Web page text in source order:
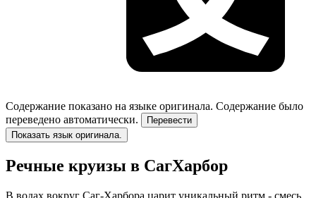
Содержание показано на языке оригинала. Содержание было
переведено автоматически.
Перевести
Показать язык оригинала.
Речные круизы в СагХарбор
В водах вокруг Саг-Харбора царит уникальный ритм - смесь